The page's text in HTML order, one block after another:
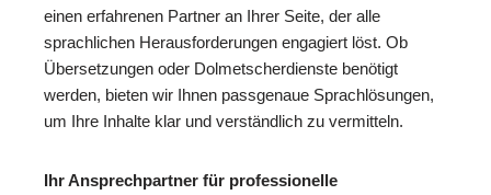
einen erfahrenen Partner an Ihrer Seite, der alle
sprachlichen Herausforderungen engagiert löst. Ob
Übersetzungen oder Dolmetscherdienste benötigt
werden, bieten wir Ihnen passgenaue Sprachlösungen,
um Ihre Inhalte klar und verständlich zu vermitteln.
Ihr Ansprechpartner für professionelle